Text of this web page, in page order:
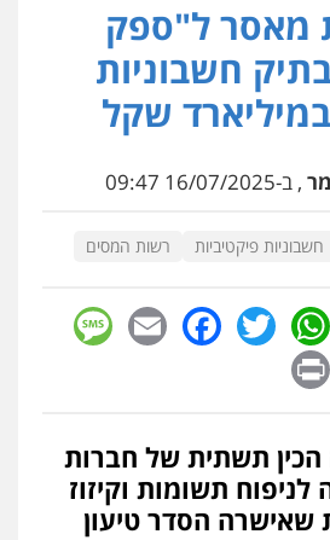
פטר
סגן מנהל המחלקה הפלילית
המדינה
כלכלי פשיעה חמורה נוער
עורכי דין
התמחות בייצוג בעבירות מין
תעבורה פשיעה כלכלית
מאסר ל"ספק
חשבוניות
שקל
, ב-16/07/2025 09:47
חשבוניות פיקטיביות רשות המסים
WhatsApp
Twitter
Facebook
Email
הכין תשתית של חברות
תשומות וקיזוז
הסדר טיעון